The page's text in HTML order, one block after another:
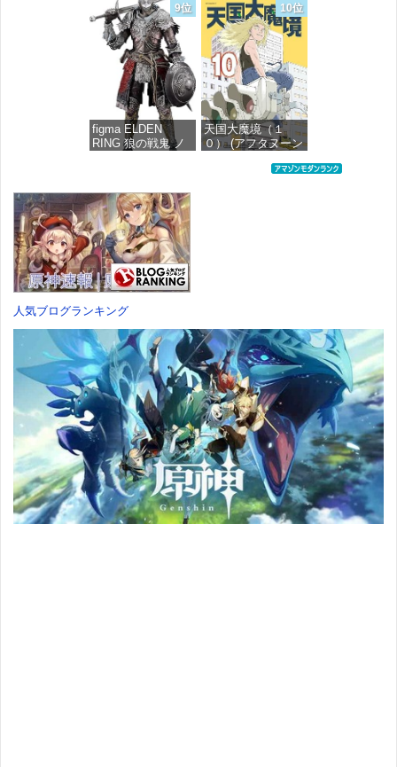
ん ノンスケール プ
ラスチック製 塗装
済み完成品フィギ
価格：¥4,676
ーツ [カラーC] 色
分け済みプラモデ
ル
価格：¥1,949
9位
figma ELDEN
RING 狼の戦鬼 ノ
価格：¥13,115
10位
天国大魔境（１
０） (アフタヌーン
人気ブログランキング